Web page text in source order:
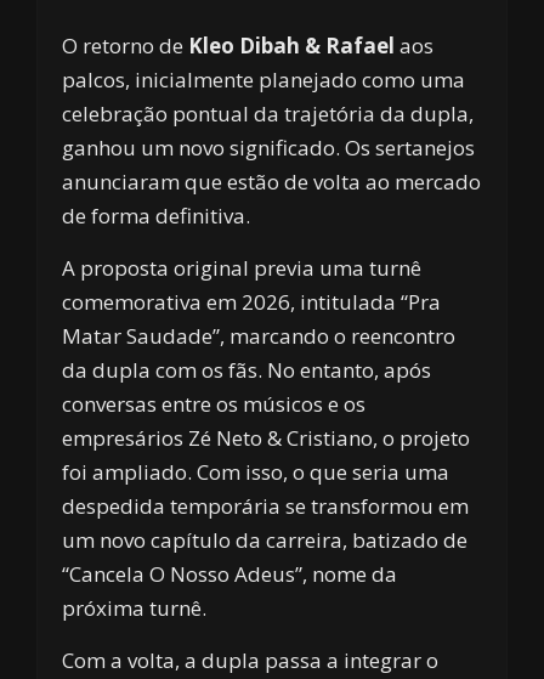
O retorno de Kleo Dibah & Rafael aos
palcos, inicialmente planejado como uma
celebração pontual da trajetória da dupla,
ganhou um novo significado. Os sertanejos
anunciaram que estão de volta ao mercado
de forma definitiva.
A proposta original previa uma turnê
comemorativa em 2026, intitulada “Pra
Matar Saudade”, marcando o reencontro
da dupla com os fãs. No entanto, após
conversas entre os músicos e os
empresários Zé Neto & Cristiano, o projeto
foi ampliado. Com isso, o que seria uma
despedida temporária se transformou em
um novo capítulo da carreira, batizado de
“Cancela O Nosso Adeus”, nome da
próxima turnê.
Com a volta, a dupla passa a integrar o